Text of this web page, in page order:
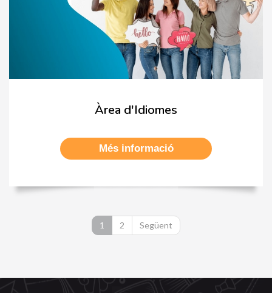
Àrea d'Idiomes
Més informació
1 2 Següent